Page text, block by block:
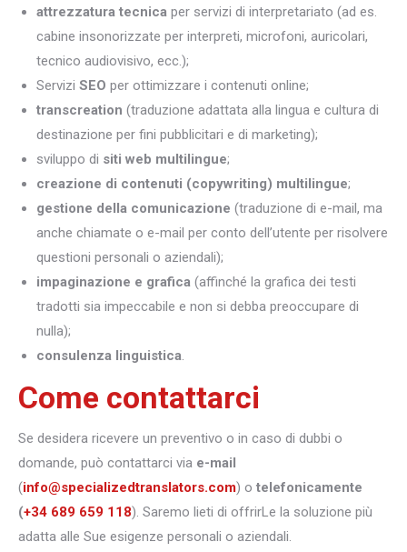
attrezzatura tecnica per servizi di interpretariato (ad es.
cabine insonorizzate per interpreti, microfoni, auricolari,
tecnico audiovisivo, ecc.);
Servizi SEO per ottimizzare i contenuti online;
transcreation (traduzione adattata alla lingua e cultura di
destinazione per fini pubblicitari e di marketing);
sviluppo di siti web multilingue;
creazione di contenuti (copywriting) multilingue;
gestione della comunicazione (traduzione di e-mail, ma
anche chiamate o e-mail per conto dell’utente per risolvere
questioni personali o aziendali);
impaginazione e grafica (affinché la grafica dei testi
tradotti sia impeccabile e non si debba preoccupare di
nulla);
consulenza linguistica.
Come contattarci
Se desidera ricevere un preventivo o in caso di dubbi o
domande, può contattarci via e-mail
(info@specializedtranslators.com) o telefonicamente
(+34 689 659 118). Saremo lieti di offrirLe la soluzione più
adatta alle Sue esigenze personali o aziendali.